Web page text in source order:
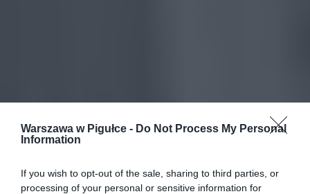
Warszawa w Pigułce - Do Not Process My Personal
Information
If you wish to opt-out of the sale, sharing to third parties, or
processing of your personal or sensitive information for